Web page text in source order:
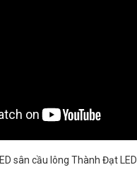
sân cầu lông Thành Đạt LED